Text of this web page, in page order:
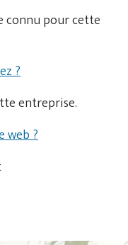
connu pour cette
?
entreprise.
web ?